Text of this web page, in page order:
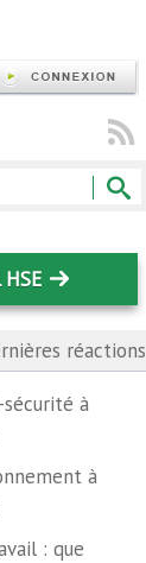
réactions
à
à
: que